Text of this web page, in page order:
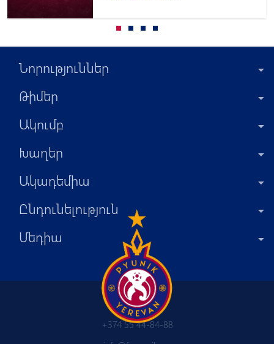
Նորություններ
Թիմեր
Ակումբ
Խաղեր
Ակադեմիա
Ընդունելություն
Մեդիա
+374 55 44-84-88